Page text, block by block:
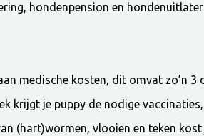
hondenpension en
medische kosten, dit omvat zo’n 3
krijgt je puppy de nodige
(hart)wormen, vlooien en teken